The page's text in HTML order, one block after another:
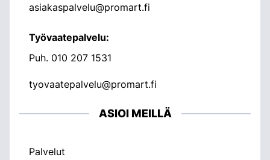
asiakaspalvelu@promart.fi
Työvaatepalvelu:
Puh. 010 207 1531
tyovaatepalvelu@promart.fi
ASIOI MEILLÄ
Palvelut